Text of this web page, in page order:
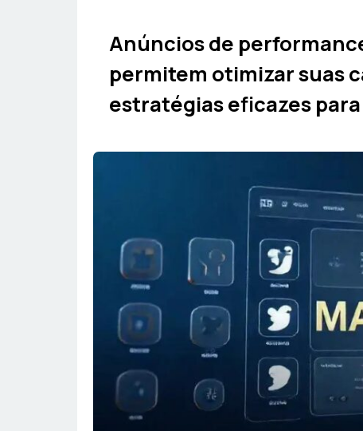
Anúncios de
permitem otimizar suas
estratégias eficazes